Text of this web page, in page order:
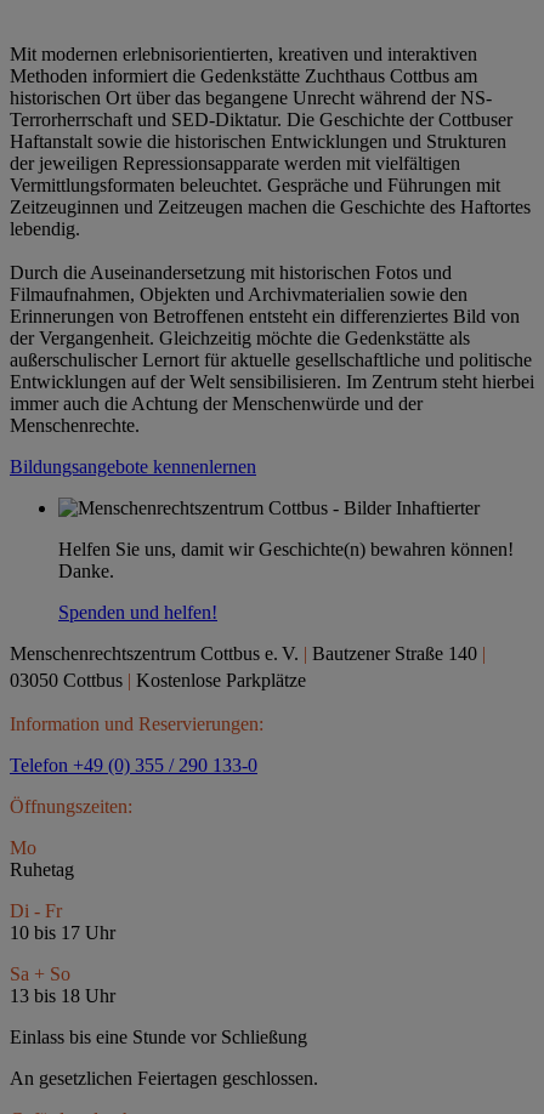
Mit modernen erlebnisorientierten, kreativen und interaktiven
Methoden informiert die Gedenkstätte Zuchthaus Cottbus am
historischen Ort über das begangene Unrecht während der NS-
Terrorherrschaft und SED-Diktatur. Die Geschichte der Cottbuser
Haftanstalt sowie die historischen Entwicklungen und Strukturen
der jeweiligen Repressionsapparate werden mit vielfältigen
Vermittlungsformaten beleuchtet. Gespräche und Führungen mit
Zeitzeuginnen und Zeitzeugen machen die Geschichte des Haftortes
lebendig.
Durch die Auseinandersetzung mit historischen Fotos und
Filmaufnahmen, Objekten und Archivmaterialien sowie den
Erinnerungen von Betroffenen entsteht ein differenziertes Bild von
der Vergangenheit. Gleichzeitig möchte die Gedenkstätte als
außerschulischer Lernort für aktuelle gesellschaftliche und politische
Entwicklungen auf der Welt sensibilisieren. Im Zentrum steht hierbei
immer auch die Achtung der Menschenwürde und der
Menschenrechte.
Bildungsangebote kennenlernen
Helfen Sie uns, damit wir Geschichte(n) bewahren können!
Danke.
Spenden und helfen!
Menschenrechtszentrum Cottbus e. V. | Bautzener Straße 140 |
03050 Cottbus | Kostenlose Parkplätze
Information und Reservierungen:
Telefon +49 (0) 355 / 290 133-0
Öffnungszeiten:
Mo
Ruhetag
Di - Fr
10 bis 17 Uhr
Sa + So
13 bis 18 Uhr
Einlass bis eine Stunde vor Schließung
An gesetzlichen Feiertagen geschlossen.